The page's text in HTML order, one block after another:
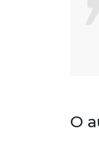
O